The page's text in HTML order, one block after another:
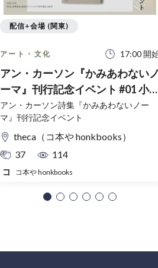
アート・文化 17:00 開
アン・カーソン『かみあわない
ーマ』刊行記念イベント #01 小
洋光× 柳川智之×青柳菜摘
アン・カーソン詩集『かみあわないノー
マ』刊行記念イベント
theca（コ本や honkbooks）
37
114
コ本や honkbooks
配信+会場 (関東)